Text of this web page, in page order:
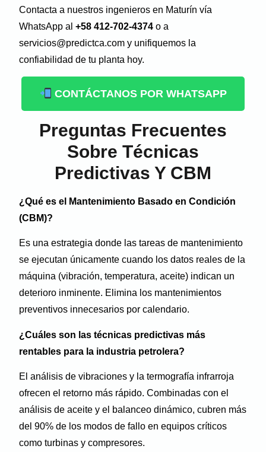
Contacta a nuestros ingenieros en Maturín vía
WhatsApp al+58 412-702-4374 o a
servicios@predictca.com y unifiquemos la
confiabilidad de tu planta hoy.
CONTÁCTANOS POR WHATSAPP
Preguntas Frecuentes
Sobre Técnicas
Predictivas Y CBM
¿Qué es el Mantenimiento Basado en Condición
(CBM)?
Es una estrategia donde las tareas de mantenimiento
se ejecutan únicamente cuando los datos reales de la
máquina (vibración, temperatura, aceite) indican un
deterioro inminente. Elimina los mantenimientos
preventivos innecesarios por calendario.
¿Cuáles son las técnicas predictivas más
rentables para la industria petrolera?
El análisis de vibraciones y la termografía infrarroja
ofrecen el retorno más rápido. Combinadas con el
análisis de aceite y el balanceo dinámico, cubren más
del 90% de los modos de fallo en equipos críticos
como turbinas y compresores.